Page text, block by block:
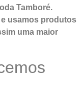
Tamboré.
usamos produtos
uma maior